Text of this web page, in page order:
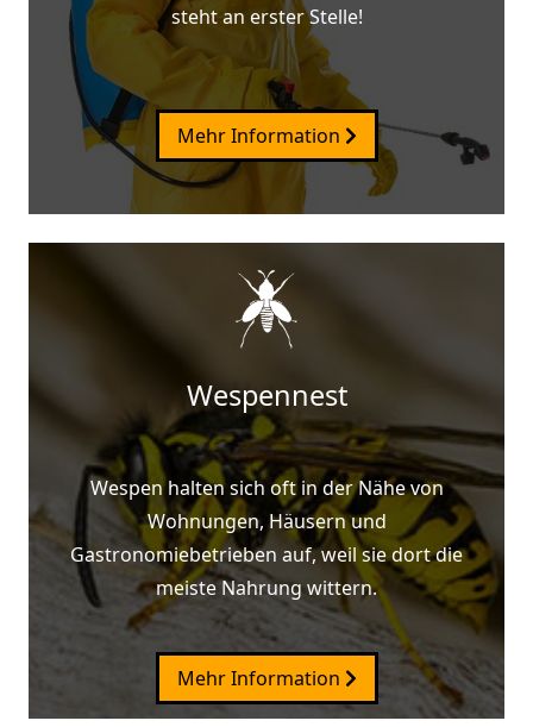
steht an erster Stelle!
Mehr Information
Wespennest
Wespen halten sich oft in der Nähe von
Wohnungen, Häusern und
Gastronomiebetrieben auf, weil sie dort die
meiste Nahrung wittern.
Mehr Information